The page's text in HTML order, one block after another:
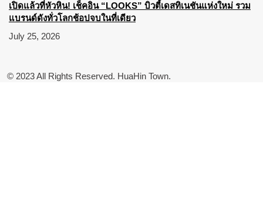
เปิดแล้วที่หัวหิน! เช็คอิน “LOOKS” บิวตี้เดสทิเนชันแห่งใหม่ รวม
แบรนด์ดังทั่วโลกช้อปจบในที่เดียว
July 25, 2026
© 2023 All Rights Reserved. HuaHin Town.